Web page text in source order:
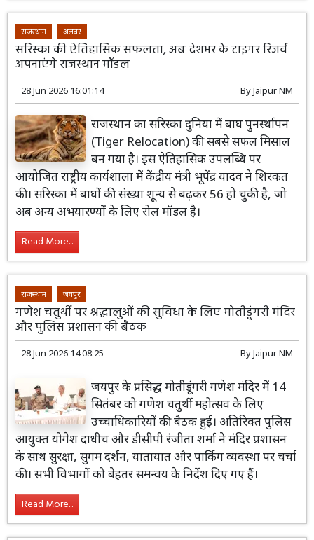
राजस्थान अलवर
सरिस्का की ऐतिहासिक सफलता, अब देशभर के टाइगर रिजर्व
अपनाएंगे राजस्थान मॉडल
28 Jun 2026 16:01:14 ByJaipur NM
राजस्थान का सरिस्का दुनिया में बाघ पुनर्स्थापन
(Tiger Relocation) की सबसे सफल मिसाल
बन गया है। इस ऐतिहासिक उपलब्धि पर
आयोजित राष्ट्रीय कार्यशाला में केंद्रीय मंत्री भूपेंद्र यादव ने शिरकत
की। सरिस्का में बाघों की संख्या शून्य से बढ़कर 56 हो चुकी है, जो
अब अन्य अभयारण्यों के लिए रोल मॉडल है।
Read More...
राजस्थान जयपुर
गणेश चतुर्थी पर श्रद्धालुओं की सुविधा के लिए मोतीडूंगरी मंदिर
और पुलिस प्रशासन की बैठक
28 Jun 2026 14:08:25 ByJaipur NM
जयपुर के प्रसिद्ध मोतीडूंगरी गणेश मंदिर में 14
सितंबर को गणेश चतुर्थी महोत्सव के लिए
उच्चाधिकारियों की बैठक हुई। अतिरिक्त पुलिस
आयुक्त योगेश दाधीच और डीसीपी रंजीता शर्मा ने मंदिर प्रशासन
के साथ सुरक्षा, सुगम दर्शन, यातायात और पार्किंग व्यवस्था पर चर्चा
की। सभी विभागों को बेहतर समन्वय के निर्देश दिए गए हैं।
Read More...